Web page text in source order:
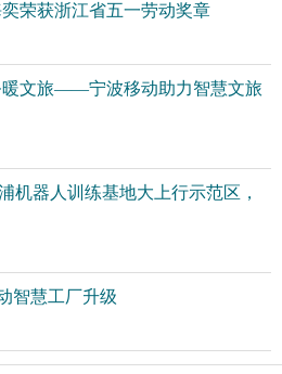
荣获浙江省五一劳动奖章
暖文旅——宁波移动助力智慧文旅
机器人训练基地大上行示范区，
智慧工厂升级